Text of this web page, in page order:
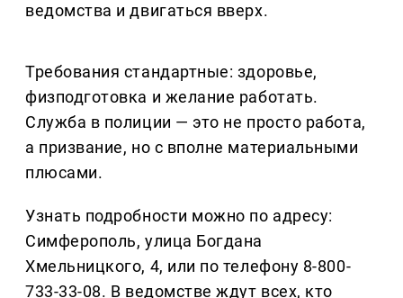
ведомства и двигаться вверх.
Требования стандартные: здоровье,
физподготовка и желание работать.
Служба в полиции — это не просто работа,
а призвание, но с вполне материальными
плюсами.
Узнать подробности можно по адресу:
Симферополь, улица Богдана
Хмельницкого, 4, или по телефону 8-800-
733-33-08. В ведомстве ждут всех, кто